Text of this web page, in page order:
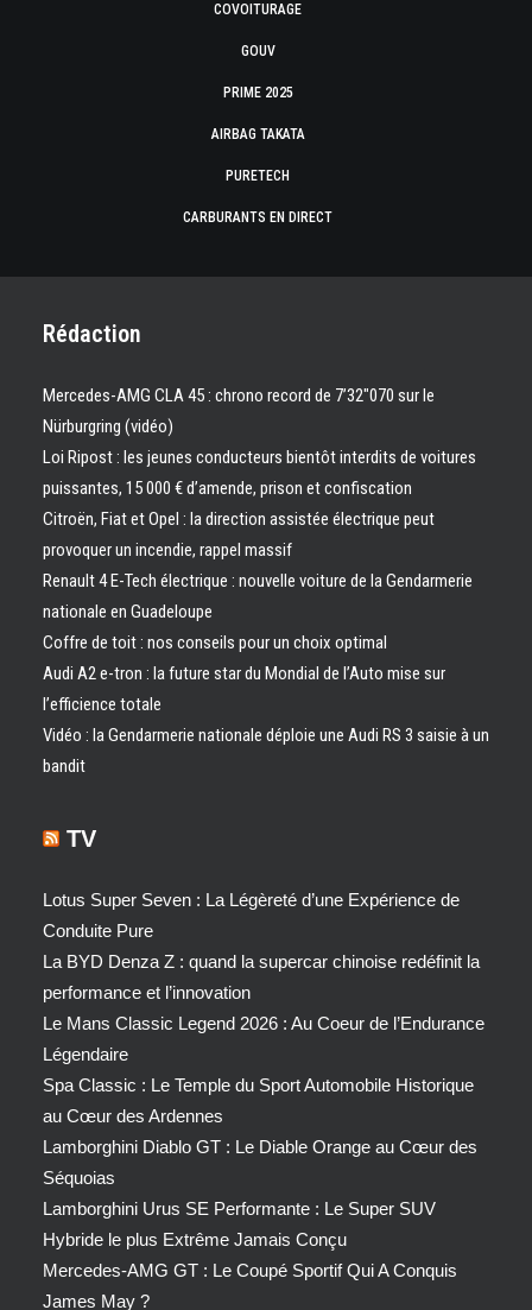
COVOITURAGE
GOUV
PRIME 2025
AIRBAG TAKATA
PURETECH
CARBURANTS EN DIRECT
Rédaction
Mercedes-AMG CLA 45 : chrono record de 7’32″070 sur le
Nürburgring (vidéo)
Loi Ripost : les jeunes conducteurs bientôt interdits de voitures
puissantes, 15 000 € d’amende, prison et confiscation
Citroën, Fiat et Opel : la direction assistée électrique peut
provoquer un incendie, rappel massif
Renault 4 E-Tech électrique : nouvelle voiture de la Gendarmerie
nationale en Guadeloupe
Coffre de toit : nos conseils pour un choix optimal
Audi A2 e-tron : la future star du Mondial de l’Auto mise sur
l’efficience totale
Vidéo : la Gendarmerie nationale déploie une Audi RS 3 saisie à un
bandit
TV
Lotus Super Seven : La Légèreté d’une Expérience de
Conduite Pure
La BYD Denza Z : quand la supercar chinoise redéfinit la
performance et l’innovation
Le Mans Classic Legend 2026 : Au Coeur de l’Endurance
Légendaire
Spa Classic : Le Temple du Sport Automobile Historique
au Cœur des Ardennes
Lamborghini Diablo GT : Le Diable Orange au Cœur des
Séquoias
Lamborghini Urus SE Performante : Le Super SUV
Hybride le plus Extrême Jamais Conçu
Mercedes-AMG GT : Le Coupé Sportif Qui A Conquis
James May ?